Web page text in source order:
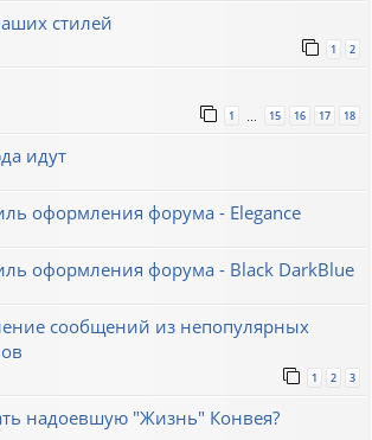
стилей
1 2
1 … 15 16 17 18
идут
оформления форума - Elegance
оформления форума - Black DarkBlue
сообщений из непопулярных
1 2 3
надоевшую "Жизнь" Конвея?